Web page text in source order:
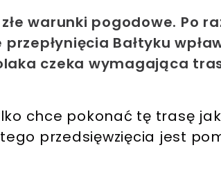
warunki pogodowe. Po
Bałtyku
czeka wymagająca
chce pokonać tę trasę
przedsięwzięcia jest